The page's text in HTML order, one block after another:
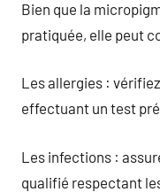
Bien que la
pratiquée, elle peut
Les allergies :
effectuant un test
Les infections :
qualifié respectant